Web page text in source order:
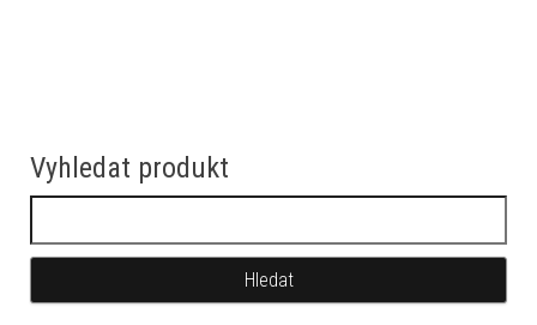
Vyhledat produkt